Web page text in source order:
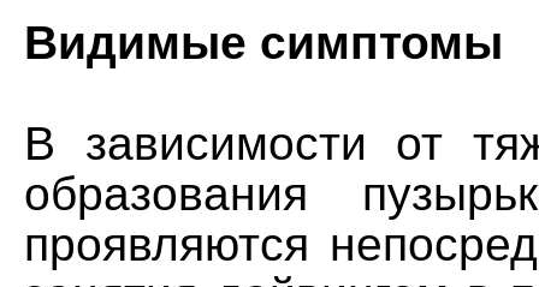
Видимые симптомы
В зависимости от
образования
проявляются